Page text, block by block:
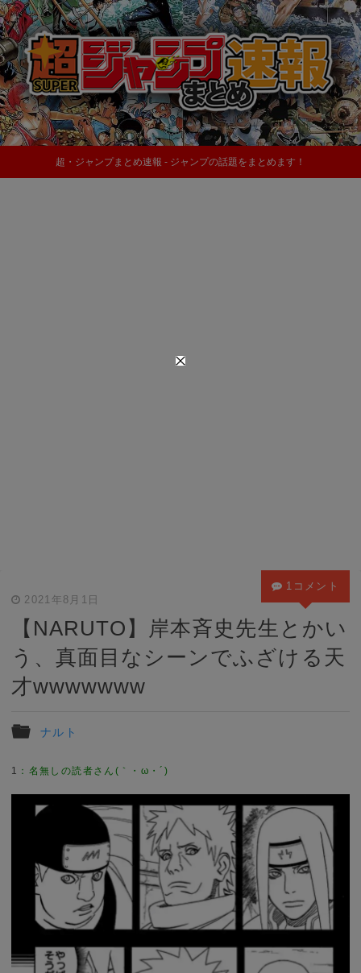
超・ジャンプまとめ速報 - ジャンプの話題をまとめます！
2021年8月1日
【NARUTO】岸本斉史先生とかい
う、真面目なシーンでふざける天
才wwwwwww
ナルト
1コメント
1